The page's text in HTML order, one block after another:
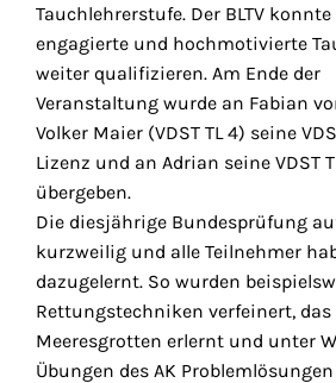
Über uns
Tauchlehrerstufe. Der BLTV
engagierte und hochmotivierte
weiter qualifizieren. Am Ende der
Veranstaltung wurde an Fabian
Volker Maier (VDST TL 4) seine
Lizenz und an Adrian seine VDST
übergeben.
Die diesjährige Bundesprüfung
kurzweilig und alle Teilnehmer
dazugelernt. So wurden
Rettungstechniken verfeinert, das
Meeresgrotten erlernt und unter
Übungen des AK